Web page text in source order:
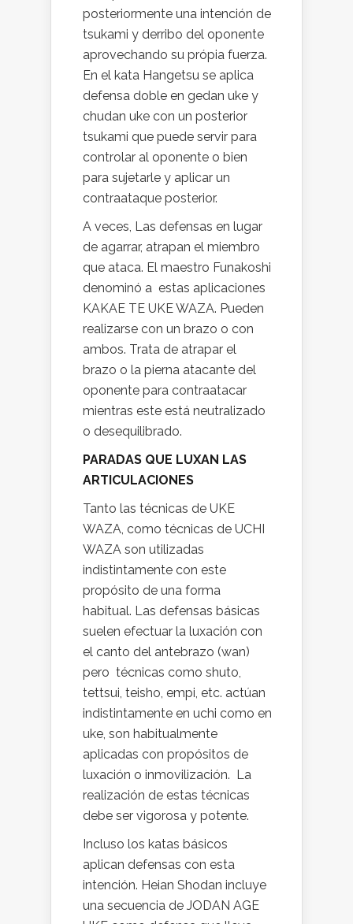
posteriormente una intención de
tsukami y derribo del oponente
aprovechando su própia fuerza.
En el kata Hangetsu se aplica
defensa doble en gedan uke y
chudan uke con un posterior
tsukami que puede servir para
controlar al oponente o bien
para sujetarle y aplicar un
contraataque posterior.
A veces, Las defensas en lugar
de agarrar, atrapan el miembro
que ataca. El maestro Funakoshi
denominó a estas aplicaciones
KAKAE TE UKE WAZA. Pueden
realizarse con un brazo o con
ambos. Trata de atrapar el
brazo o la pierna atacante del
oponente para contraatacar
mientras este está neutralizado
o desequilibrado.
PARADAS QUE LUXAN LAS
ARTICULACIONES
Tanto las técnicas de UKE
WAZA, como técnicas de UCHI
WAZA son utilizadas
indistintamente con este
propósito de una forma
habitual. Las defensas básicas
suelen efectuar la luxación con
el canto del antebrazo (wan)
pero técnicas como shuto,
tettsui, teisho, empi, etc. actúan
indistintamente en uchi como en
uke, son habitualmente
aplicadas con propósitos de
luxación o inmovilización. La
realización de estas técnicas
debe ser vigorosa y potente.
Incluso los katas básicos
aplican defensas con esta
intención. Heian Shodan incluye
una secuencia de JODAN AGE